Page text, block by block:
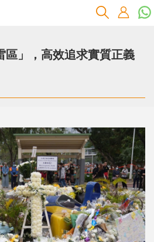
區」，高效追求實質正義